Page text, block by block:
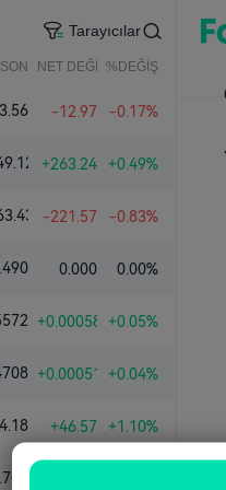
Tarayıcılar
SON NET DEĞİŞ.%DEĞİŞ.
-12.97 -0.17%
Average
+263.24 +0.49%
-221.57 -0.83%
0.000 0.00%
+0.00058 +0.05%
+0.00051 +0.04%
+46.57 +1.10%